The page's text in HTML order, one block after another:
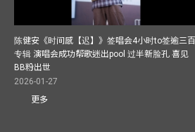
陈健安《时间感【迟】》签唱会4小时to签逾三百
专辑 演唱会成功帮歌迷出pool 过半新脸孔 喜见
BB粉出世
2026-01-27
更多